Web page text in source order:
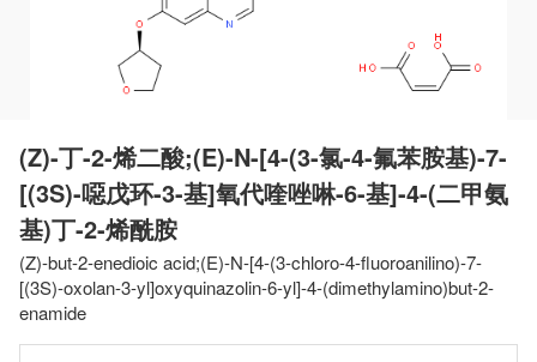
(Z)-丁-2-烯二酸;(E)-N-[4-(3-氯-4-氟苯胺基)-7-
[(3S)-噁戊环-3-基]氧代喹唑啉-6-基]-4-(二甲氨
基)丁-2-烯酰胺
(Z)-but-2-enedioic acid;(E)-N-[4-(3-chloro-4-fluoroanilino)-7-
[(3S)-oxolan-3-yl]oxyquinazolin-6-yl]-4-(dimethylamino)but-2-
enamide